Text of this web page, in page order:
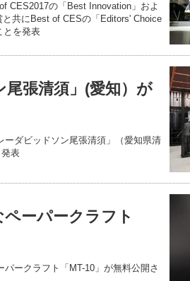
CES2017の「Best Innovation」およ
共にBest of CESの「Editors' Choice
とを発表
尾張清須」(愛知）が
ダビッドソン尾張清須」（愛知県清
表
ーパークラフト
ークラフト「MT-10」が無料公開さ